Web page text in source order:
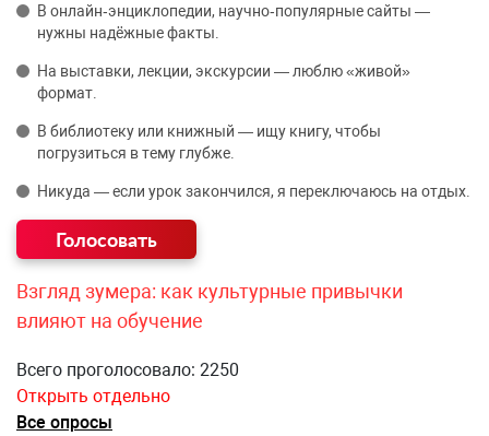
В онлайн‑энциклопедии, научно‑популярные сайты —
нужны надёжные факты.
На выставки, лекции, экскурсии — люблю «живой»
формат.
В библиотеку или книжный — ищу книгу, чтобы
погрузиться в тему глубже.
Никуда — если урок закончился, я переключаюсь на отдых.
Взгляд зумера: как культурные привычки
влияют на обучение
Всего проголосовало: 2250
Открыть отдельно
Все опросы